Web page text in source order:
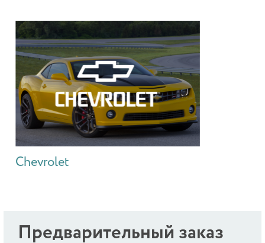
Chevrolet
Предварительный заказ